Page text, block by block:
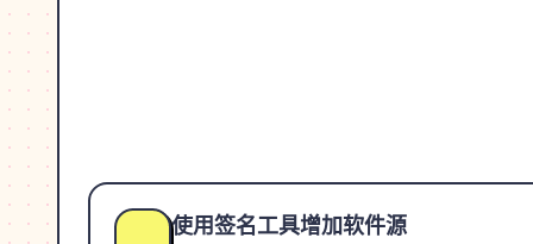
使用签名工具增加软件源